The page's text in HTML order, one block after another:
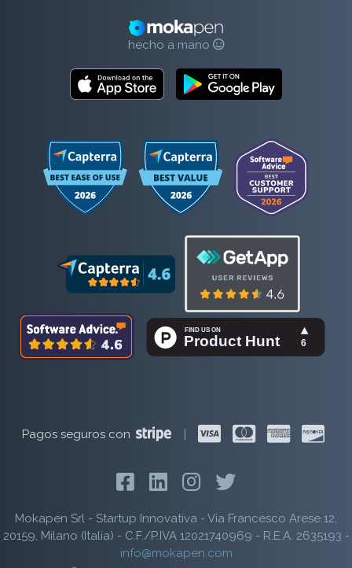
hecho a mano
Pagos seguros con
Mokapen Srl - Startup Innovativa - Via Francesco Arese 12,
20159, Milano (Italia) - C.F./P.IVA 12021740969 - R.E.A. 2635193 -
info@mokapen.com